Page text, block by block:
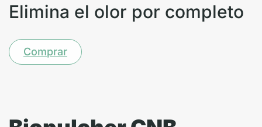
Elimina el olor por completo
Comprar